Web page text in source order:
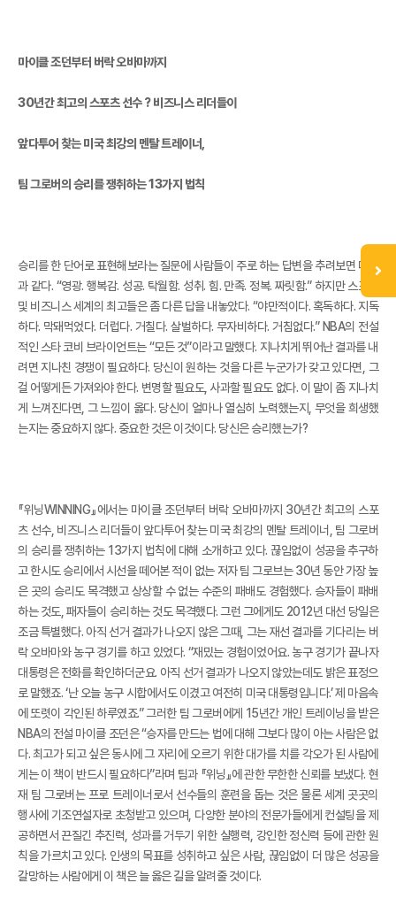
마이클 조던부터 버락 오바마까지
30년간 최고의 스포츠 선수 ? 비즈니스 리더들이
앞다투어 찾는 미국 최강의 멘탈 트레이너,
팀 그로버의 승리를 쟁취하는 13가지 법칙
승리를 한 단어로 표현해보라는 질문에 사람들이 주로 하는 답변을 추려보면 다음
과 같다. “영광. 행복감. 성공. 탁월함. 성취. 힘. 만족. 정복. 짜릿함.” 하지만 스포츠
및 비즈니스 세계의 최고들은 좀 다른 답을 내놓았다. “야만적이다. 혹독하다. 지독
하다. 막돼먹었다. 더럽다. 거칠다. 살벌하다. 무자비하다. 거침없다.” NBA의 전설
적인 스타 코비 브라이언트는 “모든 것”이라고 말했다. 지나치게 뛰어난 결과를 내
려면 지나친 경쟁이 필요하다. 당신이 원하는 것을 다른 누군가가 갖고 있다면, 그
걸 어떻게든 가져와야 한다. 변명할 필요도, 사과할 필요도 없다. 이 말이 좀 지나치
게 느껴진다면, 그 느낌이 옳다. 당신이 얼마나 열심히 노력했는지, 무엇을 희생했
는지는 중요하지 않다. 중요한 것은 이것이다. 당신은 승리했는가?
『위닝WINNING』에서는 마이클 조던부터 버락 오바마까지 30년간 최고의 스포
츠 선수, 비즈니스 리더들이 앞다투어 찾는 미국 최강의 멘탈 트레이너, 팀 그로버
의 승리를 쟁취하는 13가지 법칙에 대해 소개하고 있다. 끊임없이 성공을 추구하
고 한시도 승리에서 시선을 떼어본 적이 없는 저자 팀 그로브는 30년 동안 가장 높
은 곳의 승리도 목격했고 상상할 수 없는 수준의 패배도 경험했다. 승자들이 패배
하는 것도, 패자들이 승리하는 것도 목격했다. 그런 그에게도 2012년 대선 당일은
조금 특별했다. 아직 선거 결과가 나오지 않은 그때, 그는 재선 결과를 기다리는 버
락 오바마와 농구 경기를 하고 있었다. “재밌는 경험이었어요. 농구 경기가 끝나자
대통령은 전화를 확인하더군요. 아직 선거 결과가 나오지 않았는데도 밝은 표정으
로 말했죠. ‘난 오늘 농구 시합에서도 이겼고 여전히 미국 대통령입니다.’ 제 마음속
에 또렷이 각인된 하루였죠.” 그러한 팀 그로버에게 15년간 개인 트레이닝을 받은
NBA의 전설 마이클 조던은 “승자를 만드는 법에 대해 그보다 많이 아는 사람은 없
다. 최고가 되고 싶은 동시에 그 자리에 오르기 위한 대가를 치를 각오가 된 사람에
게는 이 책이 반드시 필요하다”라며 팀과 『위닝』에 관한 무한한 신뢰를 보냈다. 현
재 팀 그로버는 프로 트레이너로서 선수들의 훈련을 돕는 것은 물론 세계 곳곳의
행사에 기조연설자로 초청받고 있으며, 다양한 분야의 전문가들에게 컨설팅을 제
공하면서 끈질긴 추진력, 성과를 거두기 위한 실행력, 강인한 정신력 등에 관한 원
칙을 가르치고 있다. 인생의 목표를 성취하고 싶은 사람, 끊임없이 더 많은 성공을
갈망하는 사람에게 이 책은 늘 옳은 길을 알려줄 것이다.